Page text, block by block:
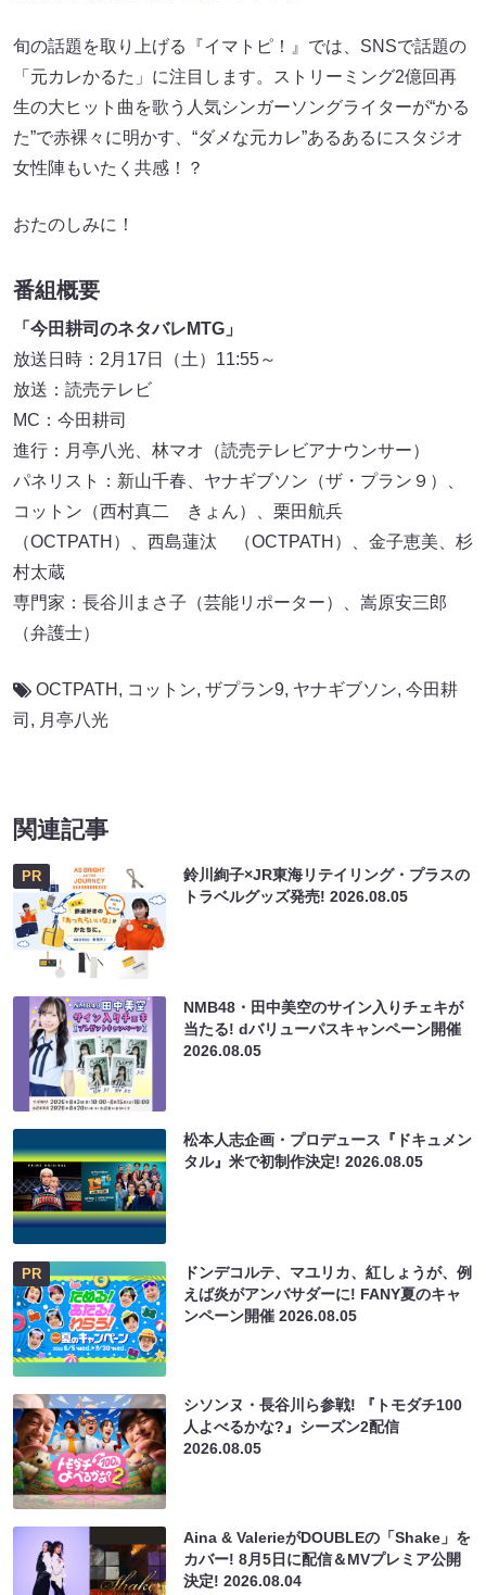
旬の話題を取り上げる『イマトピ！』では、SNSで話題の
「元カレかるた」に注目します。ストリーミング2億回再
生の大ヒット曲を歌う人気シンガーソングライターが“かる
た”で赤裸々に明かす、“ダメな元カレ”あるあるにスタジオ
女性陣もいたく共感！？
おたのしみに！
番組概要
「今田耕司のネタバレMTG」
放送日時：2月17日（土）11:55～
放送：読売テレビ
MC：今田耕司
進行：月亭八光、林マオ（読売テレビアナウンサー）
パネリスト：新山千春、ヤナギブソン（ザ・プラン９）、
コットン（西村真二 きょん）、栗田航兵
（OCTPATH）、西島蓮汰 （OCTPATH）、金子恵美、杉
村太蔵
専門家：長谷川まさ子（芸能リポーター）、嵩原安三郎
（弁護士）
OCTPATH , コットン, ザプラン9, ヤナギブソン, 今田耕
司 , 月亭八光
関連記事
PR
鈴川絢子×JR東海リテイリング・プラスの
トラベルグッズ発売!2026.08.05
NMB48・田中美空のサイン入りチェキが
当たる! dバリューパスキャンペーン開催
2026.08.05
松本人志企画・プロデュース『ドキュメン
タル』米で初制作決定!2026.08.05
PR
ドンデコルテ、マユリカ、紅しょうが、例
えば炎がアンバサダーに! FANY夏のキャ
ンペーン開催2026.08.05
シソンヌ・長谷川ら参戦! 『トモダチ100
人よべるかな?』シーズン2配信
2026.08.05
Aina & ValerieがDOUBLEの「Shake」を
カバー! 8月5日に配信＆MVプレミア公開
決定!2026.08.04